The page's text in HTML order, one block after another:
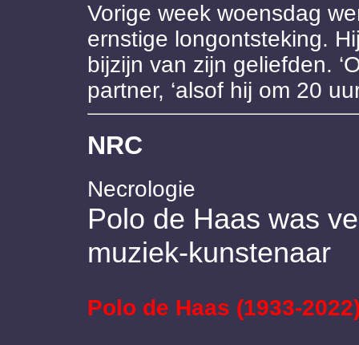
Vorige week woensdag
ernstige longontsteking.
bijzijn van zijn geliefden.
partner, ‘alsof hij om 20
NRC
Necrologie
Polo de Haas was
muziek-kunstenaar
Polo de Haas (1933-